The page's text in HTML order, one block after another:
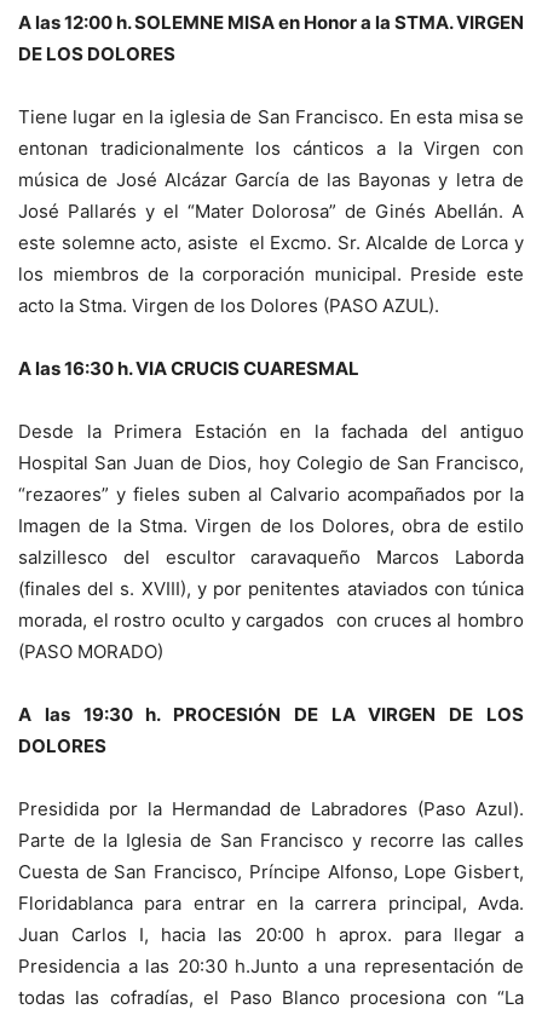
A las 12:00 h. SOLEMNE MISA en Honor a la STMA. VIRGEN
DE LOS DOLORES
Tiene lugar en la iglesia de San Francisco. En esta misa se
entonan tradicionalmente los cánticos a la Virgen con
música de José Alcázar García de las Bayonas y letra de
José Pallarés y el “Mater Dolorosa” de Ginés Abellán. A
este solemne acto, asiste el Excmo. Sr. Alcalde de Lorca y
los miembros de la corporación municipal. Preside este
acto la Stma. Virgen de los Dolores (PASO AZUL).
A las 16:30 h. VIA CRUCIS CUARESMAL
Desde la Primera Estación en la fachada del antiguo
Hospital San Juan de Dios, hoy Colegio de San Francisco,
“rezaores” y fieles suben al Calvario acompañados por la
Imagen de la Stma. Virgen de los Dolores, obra de estilo
salzillesco del escultor caravaqueño Marcos Laborda
(finales del s. XVIII), y por penitentes ataviados con túnica
morada, el rostro oculto y cargados con cruces al hombro
(PASO MORADO)
A las 19:30 h. PROCESIÓN DE LA VIRGEN DE LOS
DOLORES
Presidida por la Hermandad de Labradores (Paso Azul).
Parte de la Iglesia de San Francisco y recorre las calles
Cuesta de San Francisco, Príncipe Alfonso, Lope Gisbert,
Floridablanca para entrar en la carrera principal, Avda.
Juan Carlos I, hacia las 20:00 h aprox. para llegar a
Presidencia a las 20:30 h.Junto a una representación de
todas las cofradías, el Paso Blanco procesiona con “La